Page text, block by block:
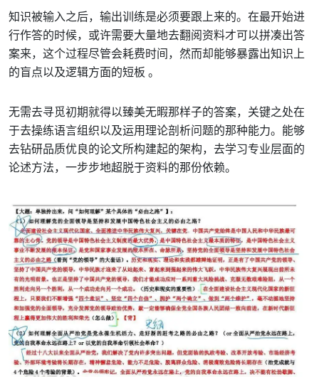
知识被输入之后，输出训练是必须要跟上来的。在最开始进
行作答的时候，或许需要大量地去翻阅资料才可以拼凑出答
案来，这个过程尽管会耗费时间，然而却能够暴露出知识上
的盲点以及逻辑方面的短板 。
无需去寻觅初期就得以臻美无暇那样子的答案，关键之处在
于去操练语言组织以及运用理论剖析问题的那种能力。能够
去钻研品质优良的论文所构建起的架构，去学习专业层面的
论述方法，一步步地超脱于资料的那份依赖。